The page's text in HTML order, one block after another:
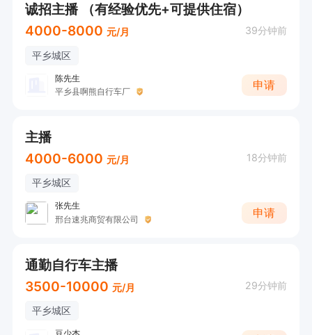
诚招主播 （有经验优先+可提供住宿）
4000-8000 元/月 39分钟前
平乡城区
陈先生
平乡县啊熊自行车厂
申请
主播
4000-6000 元/月 18分钟前
平乡城区
张先生
邢台速兆商贸有限公司
申请
通勤自行车主播
3500-10000 元/月 29分钟前
平乡城区